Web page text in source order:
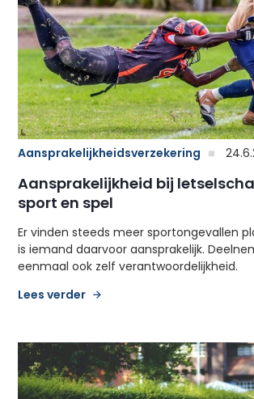
Aansprakelijkheidsverzekering
Aansprakelijkheid bij
sport en spel
Er vinden steeds meer sportongevallen
is iemand daarvoor aansprakelijk.
eenmaal ook zelf verantwoordelijkheid.
Lees verder